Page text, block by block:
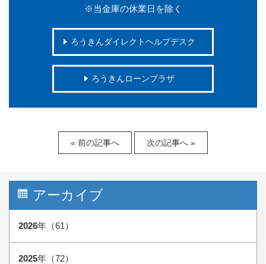
※当金庫の休業日を除く
ろうきんダイレクトヘルプデスク
ろうきんローンプラザ
« 前の記事へ 次の記事へ »
アーカイブ
2026年（61）
2025年（72）